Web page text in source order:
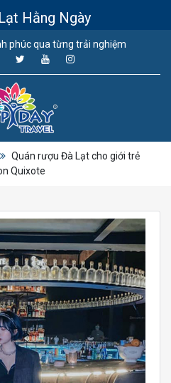
phúc qua từng trải nghiệm
Quán rượu Đà Lạt cho giới trẻ
Quixote
Hằng Ngày